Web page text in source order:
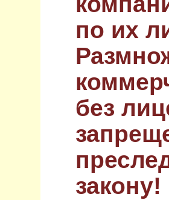
по их
без
закону!